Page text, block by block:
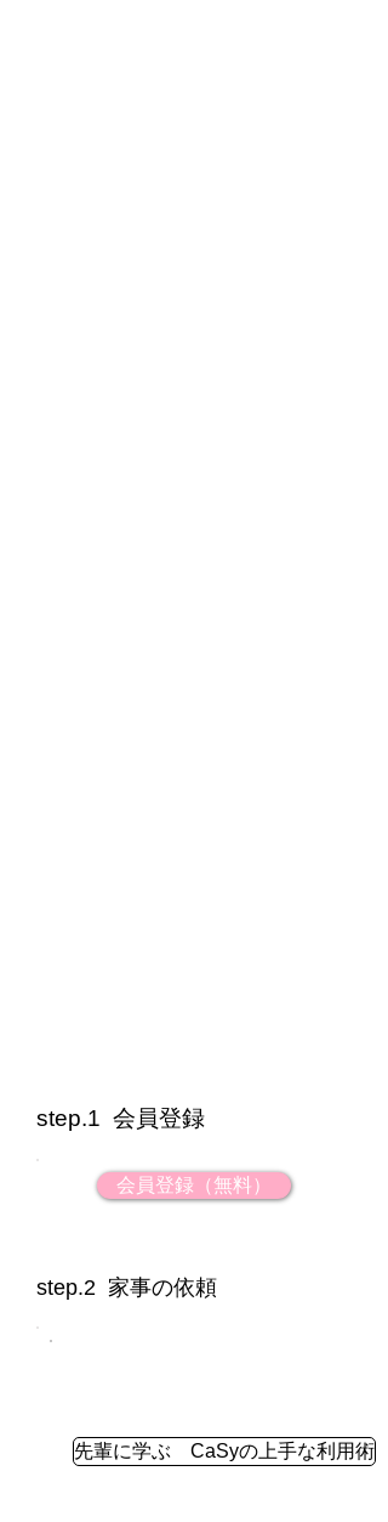
step.1 会員登録
会員登録（無料）
step.2 家事の依頼
先輩に学ぶ CaSyの上手な利用術